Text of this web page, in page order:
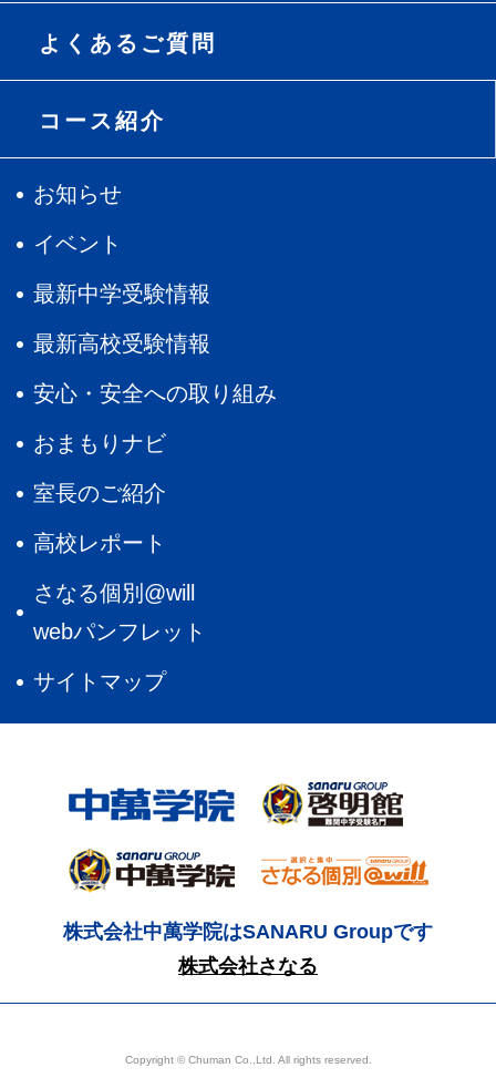
よくあるご質問
コース紹介
お知らせ
イベント
最新中学受験情報
最新高校受験情報
安心・安全への取り組み
おまもりナビ
室長のご紹介
高校レポート
さなる個別@will
webパンフレット
サイトマップ
株式会社中萬学院はSANARU Groupです
株式会社さなる
Copyright © Chuman Co.,Ltd. All rights reserved.